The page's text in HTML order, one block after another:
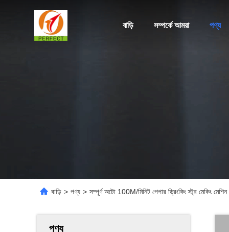
বাড়ি সম্পর্কে আমরা পণ্য
বাড়ি > পণ্য > সম্পূর্ণ অটো 100M/মিনিট পেপার ড্রিংকিং স্ট্র মেকিং
পণ্য